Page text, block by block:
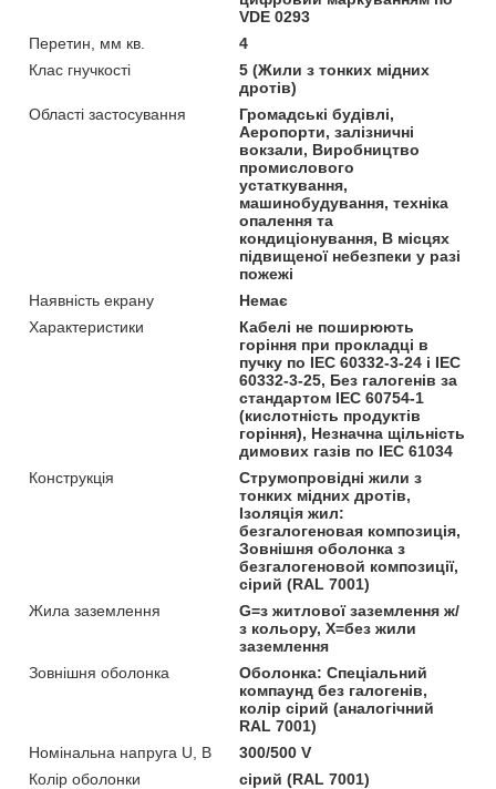
VDE 0293
Перетин, мм кв.
4
Клас гнучкості
5 (Жили з тонких мідних
дротів)
Області застосування
Громадські будівлі,
Аеропорти, залізничні
вокзали, Виробництво
промислового
устаткування,
машинобудування, техніка
опалення та
кондиціонування, В місцях
підвищеної небезпеки у разі
пожежі
Наявність екрану
Немає
Характеристики
Кабелі не поширюють
горіння при прокладці в
пучку по IEC 60332-3-24 і IEC
60332-3-25, Без галогенів за
стандартом IEC 60754-1
(кислотність продуктів
горіння), Незначна щільність
димових газів по IEC 61034
Конструкція
Струмопровідні жили з
тонких мідних дротів,
Ізоляція жил:
безгалогеновая композиція,
Зовнішня оболонка з
безгалогеновой композиції,
сірий (RAL 7001)
Жила заземлення
G=з житлової заземлення ж/
з кольору, Х=без жили
заземлення
Зовнішня оболонка
Оболонка: Спеціальний
компаунд без галогенів,
колір сірий (аналогічний
RAL 7001)
Номінальна напруга U, В
300/500 V
Колір оболонки
сірий (RAL 7001)